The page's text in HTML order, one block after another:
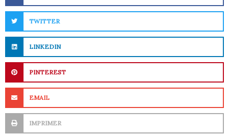
TWITTER
LINKEDIN
PINTEREST
EMAIL
IMPRIMER